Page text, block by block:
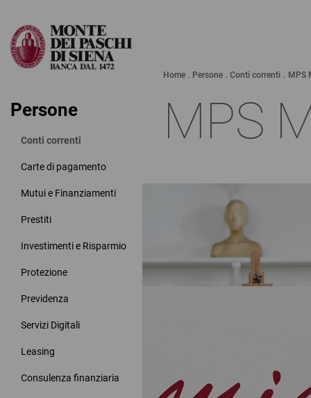
Conti correnti
Carte di pagamento
Mutui e Finanziamenti
Prestiti
Investimenti e Risparmio
Protezione
Previdenza
Servizi Digitali
Leasing
Consulenza finanziaria
Persone
Home Persone Conti correnti MPS
MPS